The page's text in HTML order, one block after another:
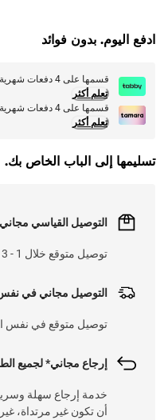
ادفع اليوم. بدون فوائد
قسمها على 4 دفعات شهرية بقيمة
تعلم أكثر
قسمها على 4 دفعات شهرية بقيمة
تعلم أكثر
تسليمها إلى الباب الخاص بك.
التوصيل القياسي مجاني
توصيل متوقع خلال 1 - 3 أيام عمل على 300 د.إ.
التوصيل مجاني في
توصيل متوقع في نفس اليوم
إرجاع مجاني* لجميع
أن تكون غير مرتداة،